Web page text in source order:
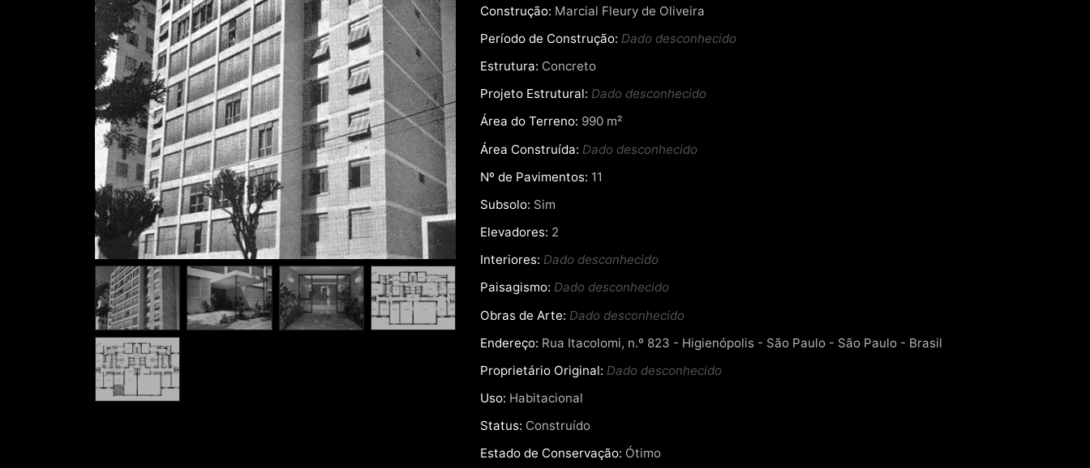
Construção: Marcial Fleury de Oliveira
Período de Construção: Dado desconhecido
Estrutura: Concreto
Projeto Estrutural: Dado desconhecido
Área do Terreno: 990 m²
Área Construída: Dado desconhecido
Nº de Pavimentos: 11
Subsolo: Sim
Elevadores: 2
Interiores: Dado desconhecido
Paisagismo: Dado desconhecido
Obras de Arte: Dado desconhecido
Endereço: Rua Itacolomi, n.º 823 - Higienópolis - São Paulo - São Paulo - Brasil
Proprietário Original: Dado desconhecido
Uso: Habitacional
Status: Construído
Estado de Conservação: Ótimo